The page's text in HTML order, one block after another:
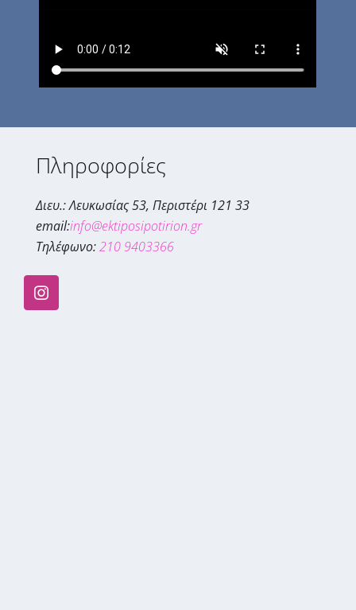
Πληροφορίες
Διευ.: Λευκωσίας 53, Περιστέρι 121 33
email:info@ektiposipotirion.gr
Τηλέφωνο:210 9403366